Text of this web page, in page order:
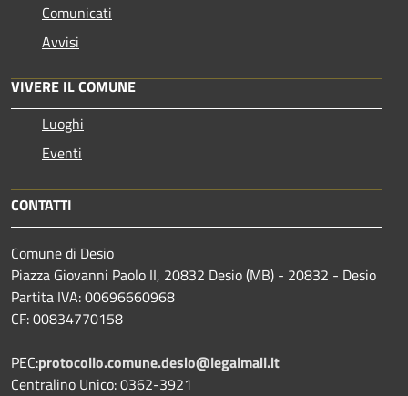
Comunicati
Avvisi
VIVERE IL COMUNE
Luoghi
Eventi
CONTATTI
Comune di Desio
Piazza Giovanni Paolo II, 20832 Desio (MB) - 20832 - Desio
Partita IVA: 00696660968
CF: 00834770158
PEC:protocollo.comune.desio@legalmail.it
Centralino Unico: 0362-3921